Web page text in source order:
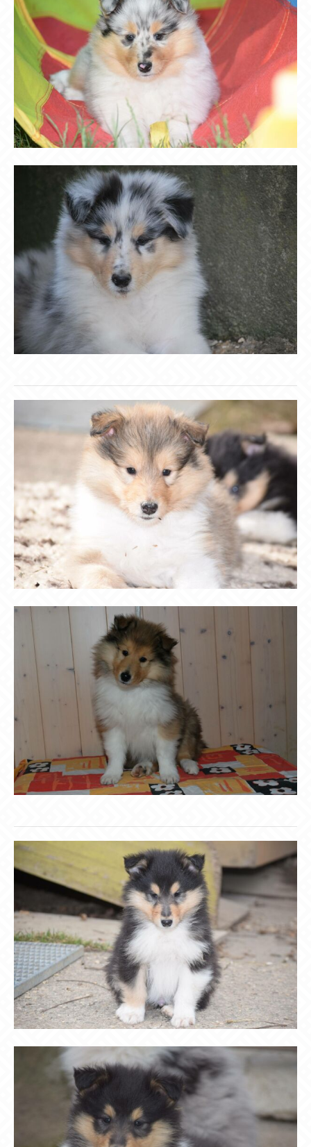
Get in touch
Cybersteel Inc.
376-293 City Road, Suite 600
San Francisco, CA 94102
Have any questions?
+44 1234 567 890
Drop us a line
info@yourdomain.com
About us
Lorem ipsum dolor sit amet, consectetuer
adipiscing elit.
Aenean commodo ligula eget dolor. Aenean massa.
Cum sociis natoque penatibus et magnis dis
quam felis, ultricies nec.